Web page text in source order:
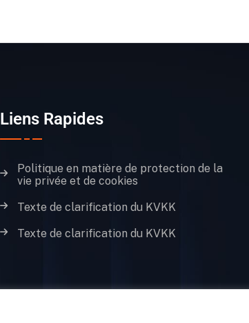
Liens Rapides
Politique en matière de protection de la
vie privée et de cookies
Texte de clarification du KVKK
Texte de clarification du KVKK